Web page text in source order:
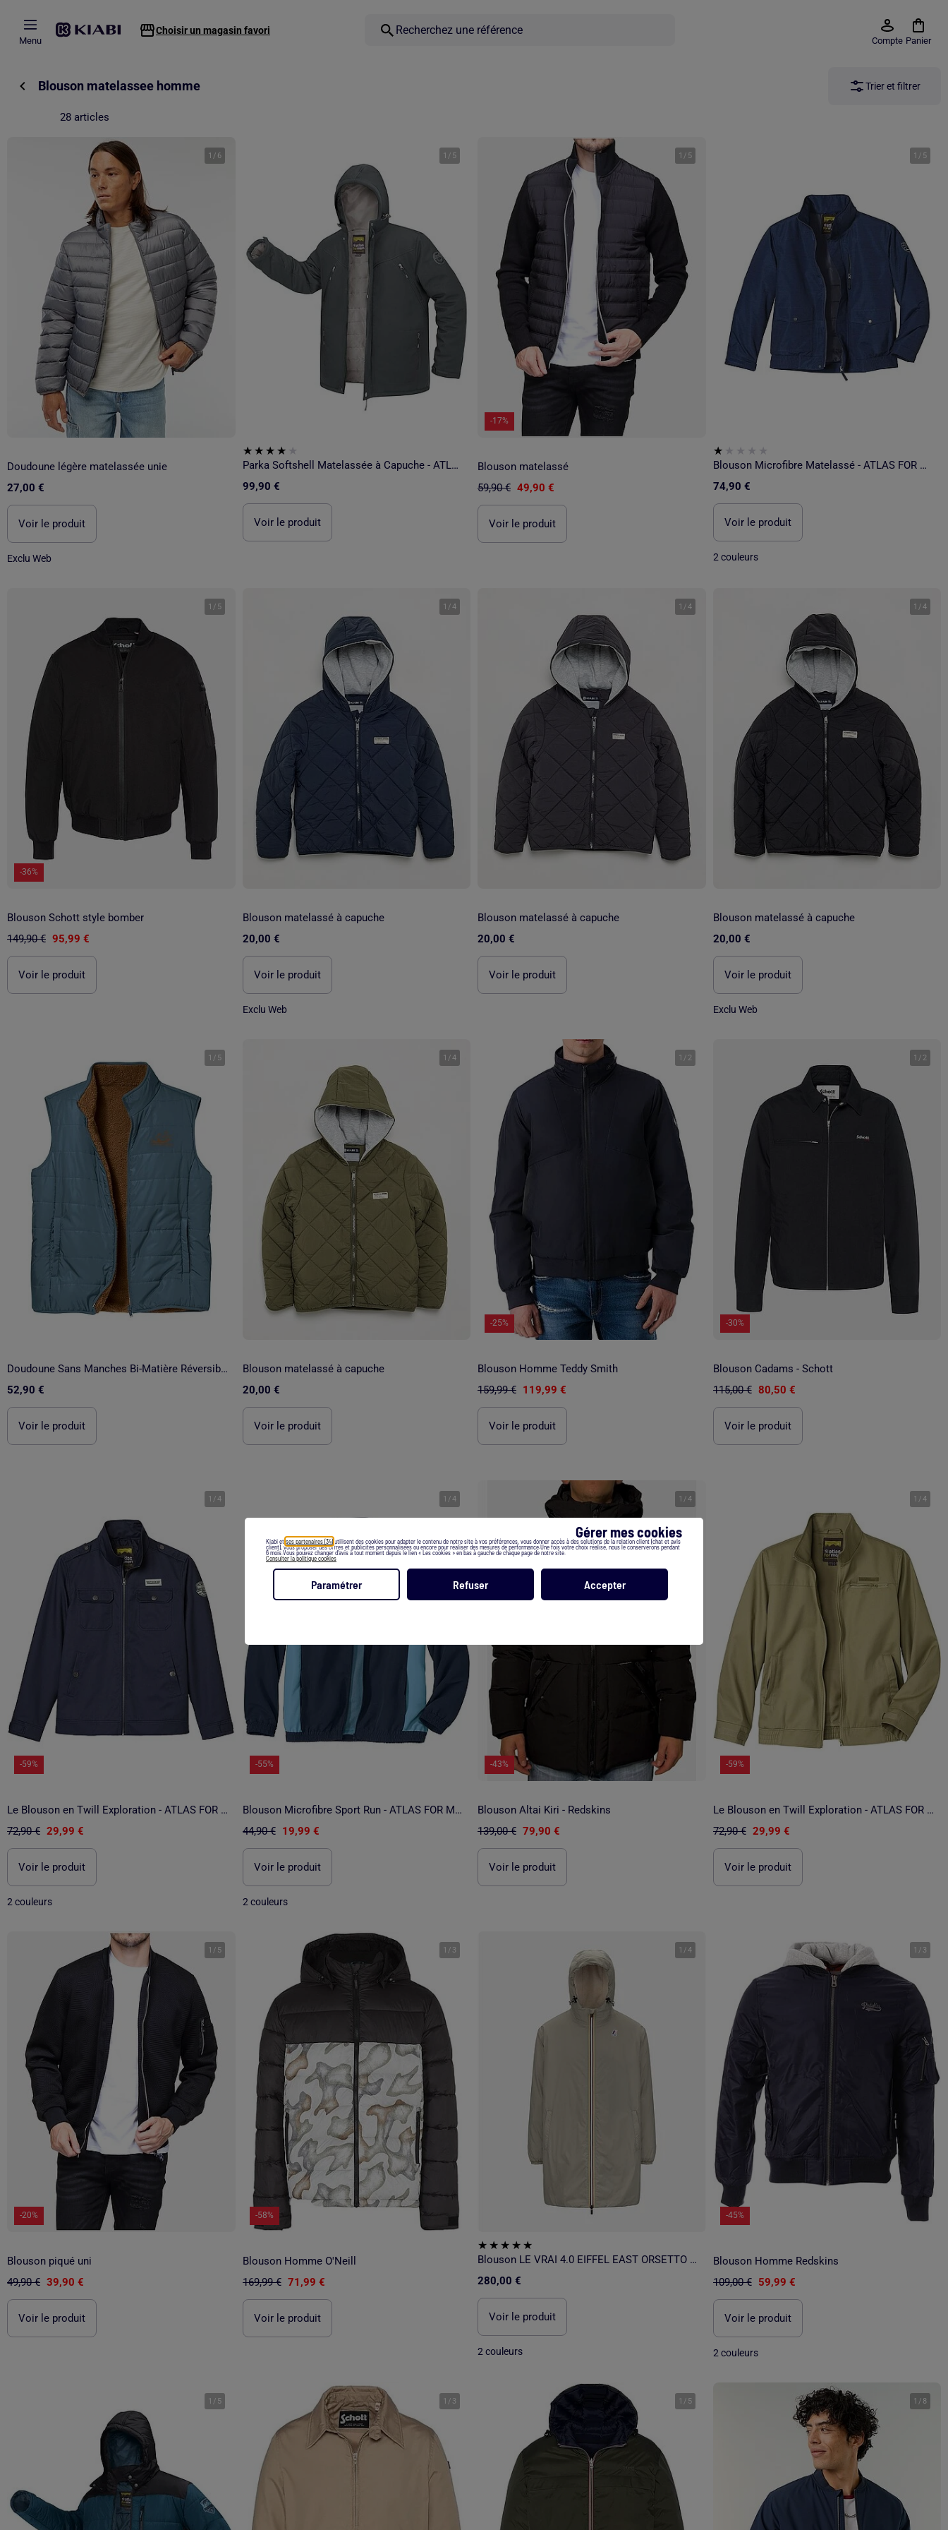
Gérer mes cookies
Kiabi et ses partenaires (34) utilisent des cookies pour adapter le contenu de notre site à vos préférences, vous donner accès à des solutions de la relation client (chat et avis
client), vous proposer des offres et publicités personnalisées ou encore pour réaliser des mesures de performance.Une fois votre choix réalisé, nous le conserverons pendant
6 mois.Vous pouvez changer d’avis à tout moment depuis le lien « Les cookies » en bas à gauche de chaque page de notre site.
Consulter la politique cookies
Paramétrer Refuser Accepter
Menu
Choisir un magasin favori
Compte Panier
Blouson matelassee homme Trier et filtrer
28 articles
1 / 6
Doudoune légère matelassée unie
27,00 €
Voir le produit
Exclu Web
1 / 5
Parka Softshell Matelassée à Capuche - ATLAS FOR MEN
99,90 €
Voir le produit
1 / 5
-17%
Blouson matelassé
59,90 € 49,90 €
Voir le produit
1 / 5
Blouson Microfibre Matelassé - ATLAS FOR MEN
74,90 €
Voir le produit
2 couleurs
1 / 5
-36%
Blouson Schott style bomber
149,90 € 95,99 €
Voir le produit
1 /4
Blouson matelassé à capuche
20,00 €
Voir le produit
Exclu Web
1 /4
Blouson matelassé à capuche
20,00 €
Voir le produit
1 /4
Blouson matelassé à capuche
20,00 €
Voir le produit
Exclu Web
1 / 5
Doudoune Sans Manches Bi-Matière Réversible - ATLAS FOR MEN
52,90 €
Voir le produit
1 /4
Blouson matelassé à capuche
20,00 €
Voir le produit
1 / 2
-25%
Blouson Homme Teddy Smith
159,99 € 119,99 €
Voir le produit
1 / 2
-30%
Blouson Cadams - Schott
115,00 € 80,50 €
Voir le produit
1 /4
-59%
Le Blouson en Twill Exploration - ATLAS FOR MEN
72,90 € 29,99 €
Voir le produit
2 couleurs
1 /4
-55%
Blouson Microfibre Sport Run - ATLAS FOR MEN
44,90 € 19,99 €
Voir le produit
2 couleurs
1 /4
-43%
Blouson Altai Kiri - Redskins
139,00 € 79,90 €
Voir le produit
1 /4
-59%
Le Blouson en Twill Exploration - ATLAS FOR MEN
72,90 € 29,99 €
Voir le produit
1 / 5
-20%
Blouson piqué uni
49,90 € 39,90 €
Voir le produit
1 / 3
-58%
Blouson Homme O'Neill
169,99 € 71,99 €
Voir le produit
1 /4
Blouson LE VRAI 4.0 EIFFEL EAST ORSETTO - K-Way
280,00 €
Voir le produit
2 couleurs
1 / 3
-45%
Blouson Homme Redskins
109,00 € 59,99 €
Voir le produit
2 couleurs
1 / 5 1 / 3 1 / 5 1 / 8